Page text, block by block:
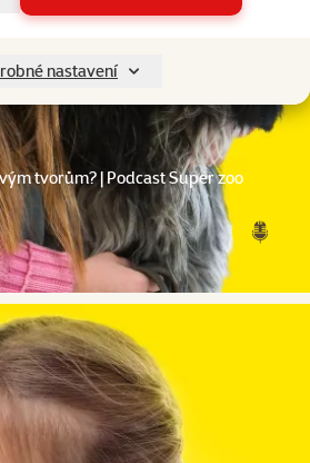
nastavení
tvorům? | Podcast Super zoo